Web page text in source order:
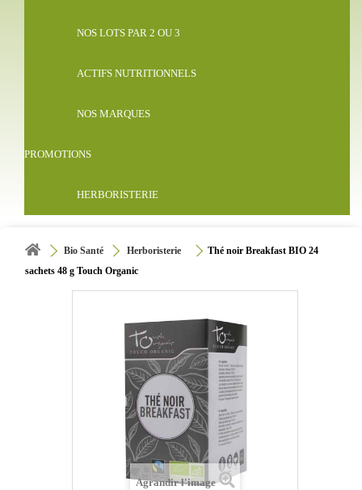
NOS LOTS PAR 2 OU 3
ACTIFS NUTRITIONNELS
NOS MARQUES
PROMOTIONS
HERBORISTERIE
Bio Santé Herboristerie
Thé noir Breakfast BIO 24
sachets 48 g Touch Organic
Agrandir l'image